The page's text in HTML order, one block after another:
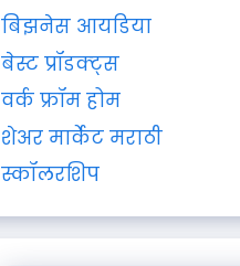
बिझनेस आयडिया
बेस्ट प्रॉडक्ट्स
वर्क फ्रॉम होम
शेअर मार्केट मराठी
स्कॉलरशिप